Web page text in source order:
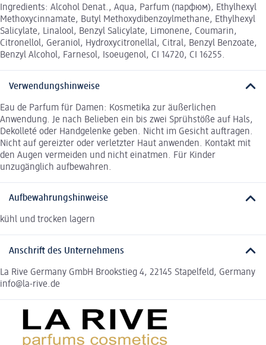
Ingredients: Alcohol Denat., Aqua, Parfum (парфюм), Ethylhexyl
Methoxycinnamate, Butyl Methoxydibenzoylmethane, Ethylhexyl
Salicylate, Linalool, Benzyl Salicylate, Limonene, Coumarin,
Citronellol, Geraniol, Hydroxycitronellal, Citral, Benzyl Benzoate,
Benzyl Alcohol, Farnesol, Isoeugenol, CI 14720, CI 16255.
Verwendungshinweise
Eau de Parfum für Damen: Kosmetika zur äußerlichen
Anwendung. Je nach Belieben ein bis zwei Sprühstöße auf Hals,
Dekolleté oder Handgelenke geben. Nicht im Gesicht auftragen.
Nicht auf gereizter oder verletzter Haut anwenden. Kontakt mit
den Augen vermeiden und nicht einatmen. Für Kinder
unzugänglich aufbewahren.
Aufbewahrungshinweise
kühl und trocken lagern
Anschrift des Unternehmens
La Rive Germany GmbH Brookstieg 4, 22145 Stapelfeld, Germany
info@la-rive.de